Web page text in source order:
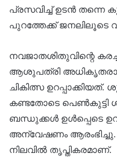
പ്രസവിച്ച് ഉടന്‍ തന്നെ
പുറത്തേക്ക് ജനലിലൂടെ
നവജാതശിതുവിന്റെ
ആശുപത്രി
ചികിത്സ ഉറപ്പാക്കിയത്.
കണ്ടതോടെ പെണ്‍കുട്ടി
ബന്ധുക്കള്‍ ഉള്‍പ്പെടെ
അന്വേഷണം
നിലവില്‍ തൃപ്തികരമാണ്.